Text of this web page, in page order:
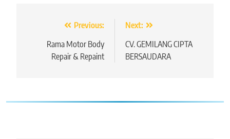
Navigasi Previous:
Rama Motor Body
Repair & Repaint
Next:
CV. GEMILANG CIPTA
BERSAUDARA